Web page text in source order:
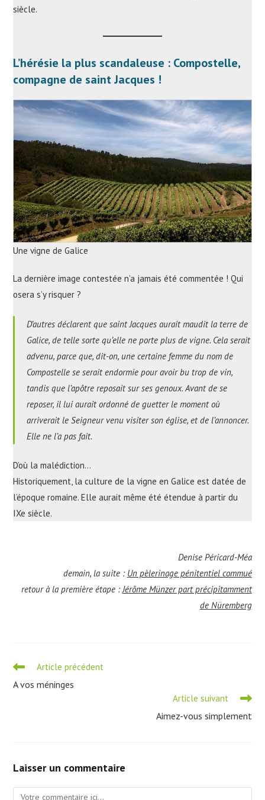
siècle.
L’hérésie la plus scandaleuse : Compostelle,
compagne de saint Jacques !
Une vigne de Galice
La dernière image contestée n’a jamais été commentée ! Qui
osera s’y risquer ?
D’autres déclarent que saint Jacques aurait maudit la terre de
Galice, de telle sorte qu’elle ne porte plus de vigne. Cela serait
advenu, parce que, dit-on, une certaine femme du nom de
Compostelle se serait endormie pour avoir bu trop de vin,
tandis que l’apôtre reposait sur ses genoux. Avant de se
reposer, il lui aurait ordonné de guetter le moment où
arriverait le Seigneur venu visiter son église, et de l’annoncer.
Elle ne l’a pas fait.
D’où la malédiction…
Historiquement, la culture de la vigne en Galice est datée de
l’époque romaine. Elle aurait même été étendue à partir du
IXe siècle.
Denise Péricard-Méa
demain, la suite : Un pèlerinage pénitentiel commué
retour à la première étape :Jérôme Münzer part précipitamment
de Nüremberg
Read
articles
Article précédent
A vos méninges
Article suivant
Aimez-vous simplement
Laisser un commentaire
Comment